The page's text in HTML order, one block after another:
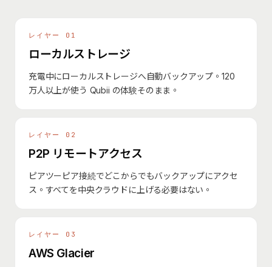
レイヤー 01
ローカルストレージ
充電中にローカルストレージへ自動バックアップ。120
万人以上が使う Qubii の体験そのまま。
レイヤー 02
P2P リモートアクセス
ピアツーピア接続でどこからでもバックアップにアクセ
ス。すべてを中央クラウドに上げる必要はない。
レイヤー 03
AWS Glacier